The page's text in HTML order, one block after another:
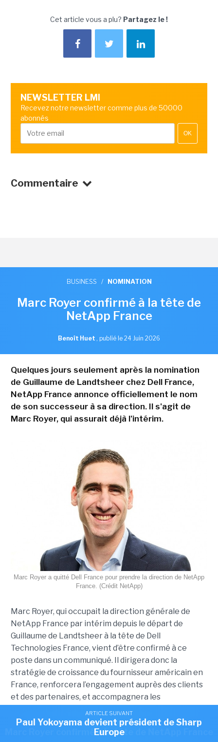
ARTICLE SUIVANT
Romain Passilly prend la direction de Visma
France
Cet article vous a plu? Partagez le !
NEWSLETTER LMI
Recevez notre newsletter comme plus de 50000
abonnés
OK
Commentaire
ARTICLE SUIVANT
Marc Royer confirmé à la tête de NetApp France
BUSINESS / NOMINATION
Marc Royer confirmé à la tête de
NetApp France
Benoît Huet , publié le 24 Juin 2026
Quelques jours seulement après la nomination
de Guillaume de Landtsheer chez Dell France,
NetApp France annonce officiellement le nom
de son successeur à sa direction. Il s'agit de
Marc Royer, qui assurait déjà l'intérim.
Marc Royer a quitté Dell France pour prendre la direction de NetApp
France. (Crédit NetApp)
Marc Royer, qui occupait la direction générale de
NetApp France par intérim depuis le départ de
Guillaume de Landtsheer à la tête de Dell
Technologies France, vient d’être confirmé à ce
poste dans un communiqué. Il dirigera donc la
stratégie de croissance du fournisseur américain en
France, renforcera l’engagement auprès des clients
et des partenaires, et accompagnera les
organisations dans leurs initiatives de
modernisation, de cloud hybride, de gestion des
ARTICLE SUIVANT
Paul Yokoyama devient président de Sharp
Europe